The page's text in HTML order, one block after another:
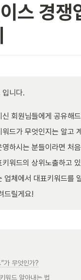
스 경쟁
입니다.
회원님들에게 공유해
드가 무엇인지는 알고
하시는 분들이라면 처
워드의 상위노출하고
업체에서 대표키워드를
드릴게요!
가 무엇인가?
워드 알아내는 법